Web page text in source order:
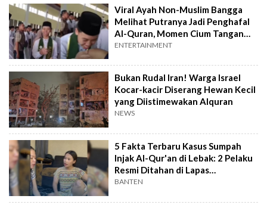
Viral Ayah Non-Muslim Bangga
Melihat Putranya Jadi Penghafal
Al-Quran, Momen Cium Tangan
Penuh Haru
ENTERTAINMENT
Bukan Rudal Iran! Warga Israel
Kocar-kacir Diserang Hewan Kecil
yang Diistimewakan Alquran
NEWS
5 Fakta Terbaru Kasus Sumpah
Injak Al-Qur'an di Lebak: 2 Pelaku
Resmi Ditahan di Lapas
Rangkasbitung
BANTEN